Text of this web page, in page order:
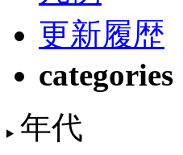
更新履歴
categories
年代